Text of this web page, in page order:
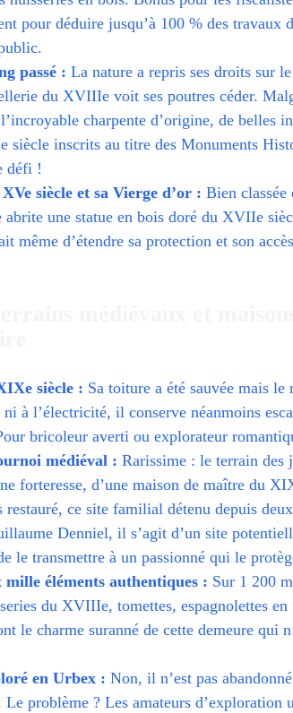
pour déduire jusqu’à 100 % des travaux
passé : La nature a repris ses droits sur
du XVIIIe voit ses poutres céder.
charpente d’origine, de belles
siècle inscrits au titre des Monuments
défi !
siècle et sa Vierge d’or : Bien classée
abrite une statue en bois doré du XVIIe
même d’étendre sa protection et son
siècle : Sa toiture a été sauvée mais
ni à l’électricité, il conserve néanmoins
bricoleur averti ou explorateur
médiéval : Rarissime : le terrain des
forteresse, d’une maison de maître du
restauré, ce site familial détenu depuis
Denniel, il s’agit d’un site
le transmettre à un passionné qui le
mille éléments authentiques : Sur 1 200
du XVIIIe, tomettes, espagnolettes
le charme suranné de cette demeure qui
en Urbex : Non, il n’est pas
problème ? Les amateurs d’exploration